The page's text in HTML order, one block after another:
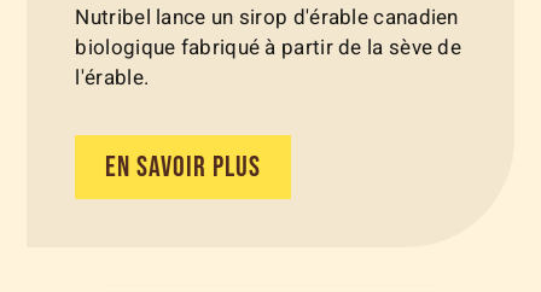
Nutribel lance un sirop d'érable canadien
biologique fabriqué à partir de la sève de
l'érable.
EN SAVOIR PLUS